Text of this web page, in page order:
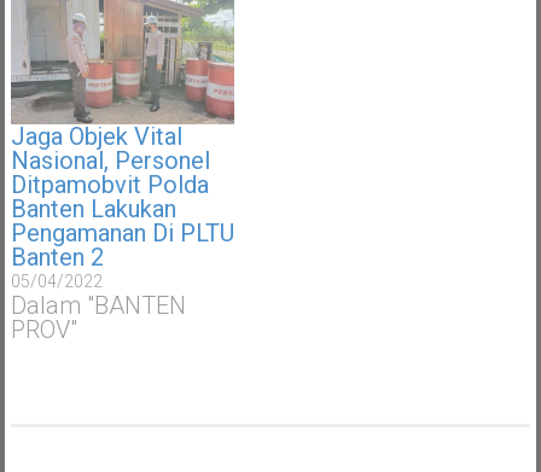
Jaga Objek Vital
Nasional, Personel
Ditpamobvit Polda
Banten Lakukan
Pengamanan Di PLTU
Banten 2
05/04/2022
Dalam "BANTEN
PROV"